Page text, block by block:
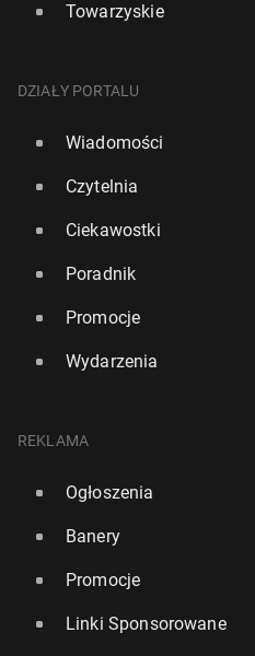
Towarzyskie
DZIAŁY PORTALU
Wiadomości
Czytelnia
Ciekawostki
Poradnik
Promocje
Wydarzenia
REKLAMA
Ogłoszenia
Banery
Promocje
Linki Sponsorowane